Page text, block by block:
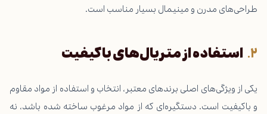
طراحی‌های مدرن و مینیمال بسیار مناسب است.
استفاده از متریال‌های باکیفیت
یکی از ویژگی‌های اصلی برندهای معتبر، انتخاب و استفاده از مواد مقاوم
و باکیفیت است. دستگیره‌ای که از مواد مرغوب ساخته شده باشد، نه